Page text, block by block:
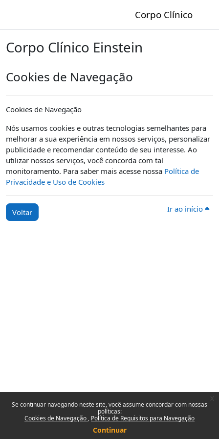
Se continuar navegando neste site, você assume concordar com nossas
políticas:
Cookies de Navegação Política de Requisitos para Navegação
Continuar
Corpo Clínico
Corpo Clínico Einstein
Cookies de Navegação
Cookies de Navegação
Nós usamos cookies e outras tecnologias semelhantes para
melhorar a sua experiência em nossos serviços, personalizar
publicidade e recomendar conteúdo de seu interesse. Ao
utilizar nossos serviços, você concorda com tal
monitoramento. Para saber mais acesse nossa Política de
Privacidade e Uso de Cookies
Voltar Ir ao início